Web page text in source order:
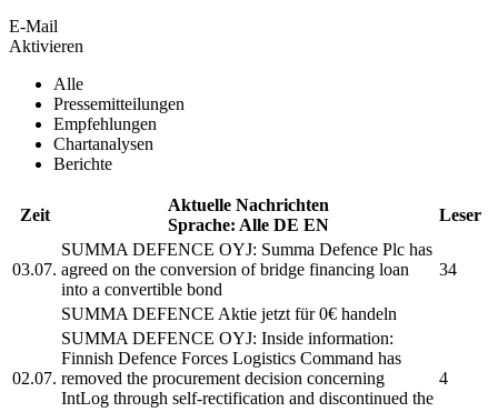
E-Mail
Aktivieren
Alle
Pressemitteilungen
Empfehlungen
Chartanalysen
Berichte
Zeit
Aktuelle Nachrichten
Sprache: Alle DE EN
Leser
03.07.
SUMMA DEFENCE OYJ: Summa Defence Plc has
agreed on the conversion of bridge financing loan
into a convertible bond
34
SUMMA DEFENCE Aktie jetzt für 0€ handeln
02.07.
SUMMA DEFENCE OYJ: Inside information:
Finnish Defence Forces Logistics Command has
removed the procurement decision concerning
IntLog through self-rectification and discontinued the
4